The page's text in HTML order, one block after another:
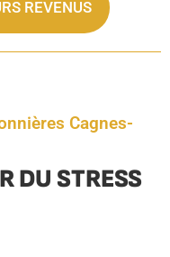
REVENUS
Cagnes-
DU STRESS